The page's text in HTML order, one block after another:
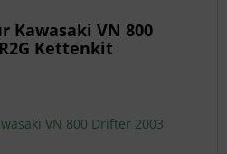
Kawasaki VN 800
Kettenkit
VN 800 Drifter 2003